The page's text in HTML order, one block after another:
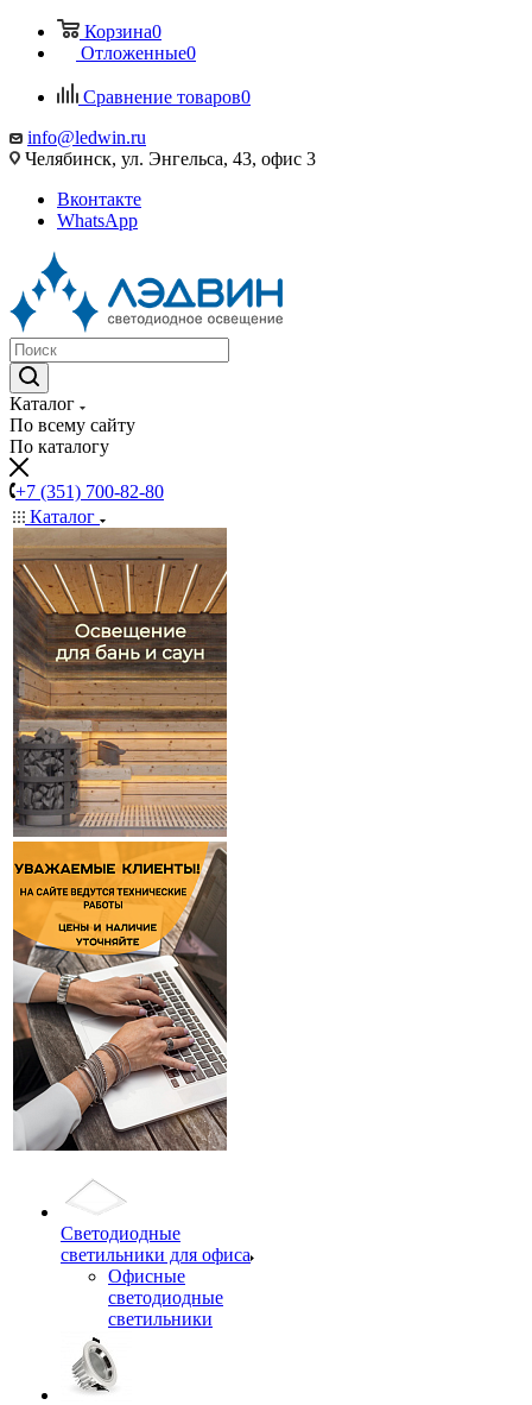
Корзина0
Отложенные0
Сравнение товаров0
info@ledwin.ru
Челябинск, ул. Энгельса, 43, офис 3
Вконтакте
WhatsApp
Каталог
По всему сайту
По каталогу
+7 (351) 700-82-80
Каталог
Светодиодные
светильники для офиса
Офисные
светодиодные
светильники